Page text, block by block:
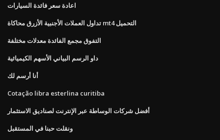
اعادة سعر فائدة السيارات
تداول العملات الأجنبية الأزرق محاكاة mt4 التحميل
التفوق مجمع الفائدة معدلات مختلفة
داو الرسم البياني الأسهم الكيميائية
أنا أرسم لك
Cotação libra esterlina curitiba
أفضل شركات الوساطة عبر الإنترنت لصناديق الاستثمار
ونقلت حبنا في المستقبل